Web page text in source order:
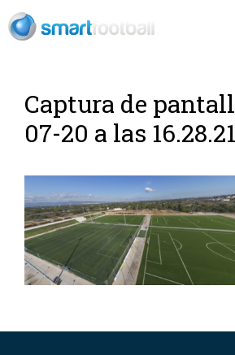
Captura de
07-20 a las 16.28.21